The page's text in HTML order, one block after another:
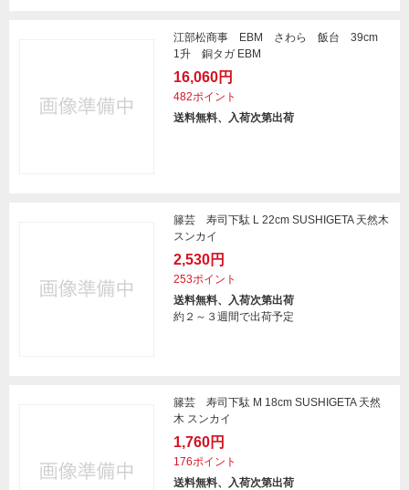
江部松商事 EBM さわら 飯台 39cm
1升 銅タガ EBM
16,060円
482ポイント
送料無料、入荷次第出荷
籐芸 寿司下駄 L 22cm SUSHIGETA 天然木
スンカイ
2,530円
253ポイント
送料無料、入荷次第出荷
約２～３週間で出荷予定
籐芸 寿司下駄 M 18cm SUSHIGETA 天然
木 スンカイ
1,760円
176ポイント
送料無料、入荷次第出荷